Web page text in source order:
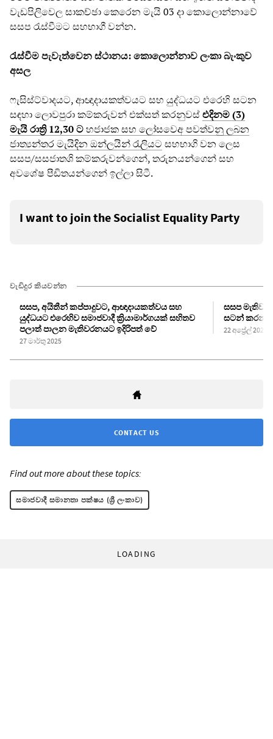
වැඩපිලිවෙල සාකච්ඡා කෙරෙන මැයි 03 දා කොලොන්නාවේ
සසප රැස්වීමට සහභාගී වන්න.
රැස්වීම පැවැත්වෙන ස්ථානය: කොලොන්නාව ලංකා බැංකුව
අසල
ෆැසිස්ට්වාදයට, ආඥාදායකත්වයට සහ යුද්ධයට එරෙහි සටන
සඳහා ලොවපුරා කම්කරුවන් එක්සත් කරනුවස්එදිනම (3)
මැයි රාත්‍රි 12,30 ටහජාජක සහ ලෝසවෙඅ පවත්වනු ලබන
ජාත්‍යන්තර මැයිදින ඔන්ලයින් රැලියට සහභාගි වන ලෙස
සසප/සසජාතශි කම්කරුවන්ගෙන්, තරුනයන්ගෙන් සහ
අවශේෂ පීඩිතයන්ගෙන් ඉල්ලා සිටී.
I want to join the Socialist Equality Party
වැඩිදුර කියවන්න
සසප, අයිතීන් කප්පාදුවට, ආඥාදායකත්වය සහ
යුද්ධයට එරෙහිව සමාජවාදී ක්‍රියාමාර්ගයක් සහිතව
පලාත් පාලන මැතිවරනයට ඉදිරිපත් වේ
27 මාර්තු 2025
සසප
සටන්
22 අප්‍රේල් 2025
CONTACT US
Find out more about these topics:
සමාජවාදී සමානතා පක්ෂය (ශ්‍රී ලංකාව)
LOADING